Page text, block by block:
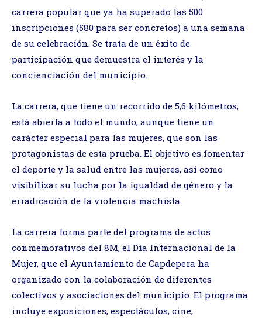
carrera popular que ya ha superado las 500
inscripciones (580 para ser concretos) a una semana
de su celebración. Se trata de un éxito de
participación que demuestra el interés y la
concienciación del municipio.
La carrera, que tiene un recorrido de 5,6 kilómetros,
está abierta a todo el mundo, aunque tiene un
carácter especial para las mujeres, que son las
protagonistas de esta prueba. El objetivo es fomentar
el deporte y la salud entre las mujeres, así como
visibilizar su lucha por la igualdad de género y la
erradicación de la violencia machista.
La carrera forma parte del programa de actos
conmemorativos del 8M, el Día Internacional de la
Mujer, que el Ayuntamiento de Capdepera ha
organizado con la colaboración de diferentes
colectivos y asociaciones del municipio. El programa
incluye exposiciones, espectáculos, cine,